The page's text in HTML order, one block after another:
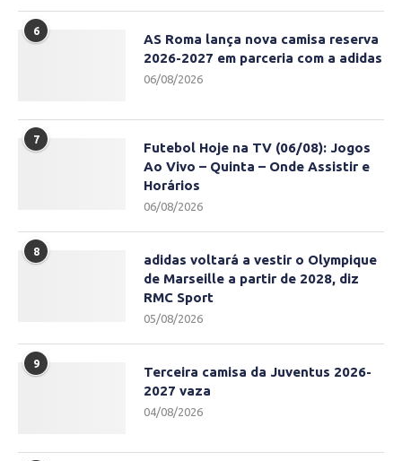
6
AS Roma lança nova camisa reserva
2026-2027 em parceria com a adidas
06/08/2026
7
Futebol Hoje na TV (06/08): Jogos
Ao Vivo – Quinta – Onde Assistir e
Horários
06/08/2026
8
adidas voltará a vestir o Olympique
de Marseille a partir de 2028, diz
RMC Sport
05/08/2026
9
Terceira camisa da Juventus 2026-
2027 vaza
04/08/2026